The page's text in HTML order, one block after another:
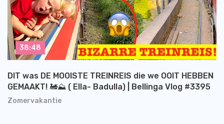
Zomervakantie
DIT was DE MOOISTE TREINREIS die we OOIT HEBBEN
GEMAAKT! 🚂⛰️ ( Ella- Badulla) | Bellinga Vlog #3395
38:48